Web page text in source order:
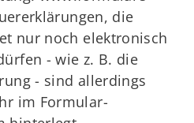
die
nur noch elektronisch
- wie z. B. die
- sind allerdings
im Formular-